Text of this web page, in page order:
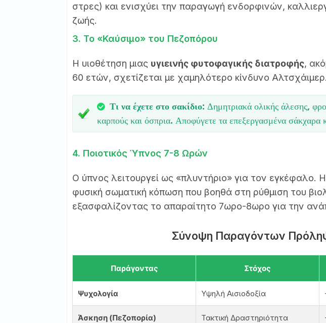
στρες) και ενισχύει την παραγωγή ενδορφινών,
ζωής.
3. Το «Καύσιμο» του Πεζοπόρου
Η υιοθέτηση μιας υγιεινής φυτοφαγικής διατροφής,
60 ετών, σχετίζεται με χαμηλότερο κίνδυνο Αλτσχάιμερ.
Τι να έχετε στο σακίδιο: Δημητριακά ολικής άλεσης,
καρπούς και όσπρια. Αποφύγετε τα επεξεργασμένα
4. Ποιοτικός Ύπνος 7-8 Ωρών
Ο ύπνος λειτουργεί ως «πλυντήριο» για τον εγκέφαλο.
φυσική σωματική κόπωση που βοηθά στη ρύθμιση του
εξασφαλίζοντας το απαραίτητο 7ωρο-8ωρο για την
Σύνοψη Παραγόντων
Παράγοντας Στόχος
Ψυχολογία Υψηλή Αισιοδοξία
Άσκηση (Πεζοπορία) Τακτική Δραστηριότητα